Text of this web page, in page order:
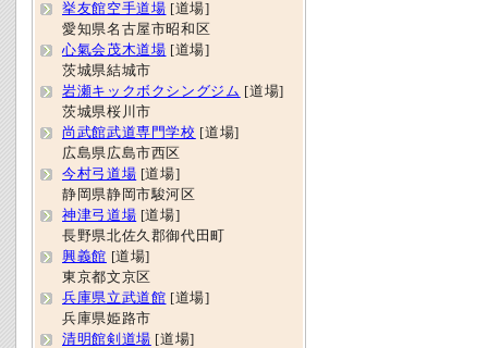
挙友館空手道場 [道場]
愛知県名古屋市昭和区
心氣会茂木道場 [道場]
茨城県結城市
岩瀬キックボクシングジム [道場]
茨城県桜川市
尚武館武道専門学校 [道場]
広島県広島市西区
今村弓道場 [道場]
静岡県静岡市駿河区
神津弓道場 [道場]
長野県北佐久郡御代田町
興義館 [道場]
東京都文京区
兵庫県立武道館 [道場]
兵庫県姫路市
清明館剣道場 [道場]